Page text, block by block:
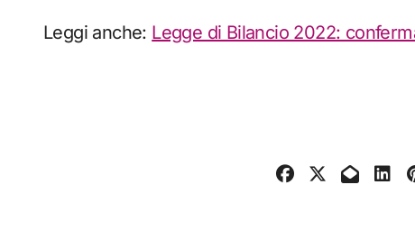
Leggi anche: Legge di Bilancio 2022: